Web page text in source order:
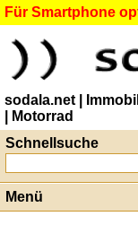
Für Smartphone
sodala.net |
| Motorrad
Schnellsuche
Menü